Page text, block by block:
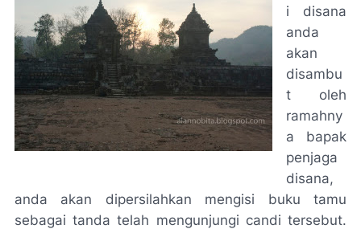
i disana
anda
akan
disambu
t oleh
ramahny
a bapak
penjaga
disana,
anda akan dipersilahkan mengisi buku tamu
sebagai tanda telah mengunjungi candi tersebut.